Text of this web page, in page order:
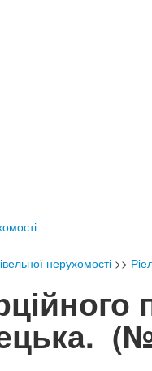
нерухомості >>
(№